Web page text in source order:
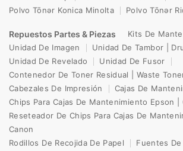
Polvo Tōnər Konica Minolta
Polvo Tōnər
Repuestos Partes & Piezas
Kits De
Unidad De Imagen
Unidad De Tambor |
Unidad De Revelado
Unidad De Fusor
Contenedor De Toner Residual | Waste
Cabezales De Impresión
Cajas De
Chips Para Cajas De Mantenimiento Epson |
Reseteador De Chips Para Cajas De
Canon
Rodillos De Recojida De Papel
Fuentes